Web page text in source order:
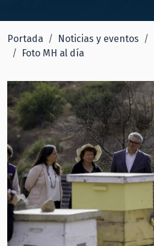
Portada Noticias y eventos
Foto MH al día